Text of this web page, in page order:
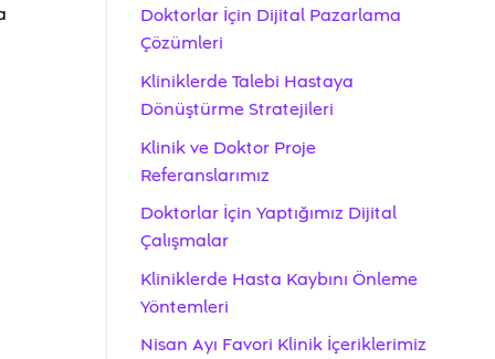
Doktorlar İçin Dijital Pazarlama
Çözümleri
Kliniklerde Talebi Hastaya
Dönüştürme Stratejileri
Klinik ve Doktor Proje
Referanslarımız
Doktorlar İçin Yaptığımız Dijital
Çalışmalar
Kliniklerde Hasta Kaybını Önleme
Yöntemleri
Nisan Ayı Favori Klinik İçeriklerimiz